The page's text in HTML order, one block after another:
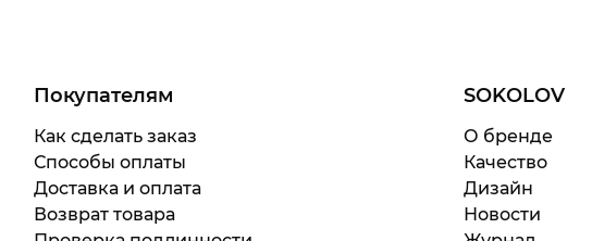
Покупателям
Как сделать заказ
Способы оплаты
Доставка и оплата
Возврат товара
SOKOLOV
О бренде
Качество
Дизайн
Новости